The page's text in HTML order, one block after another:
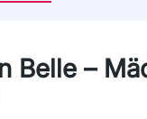
Belle –